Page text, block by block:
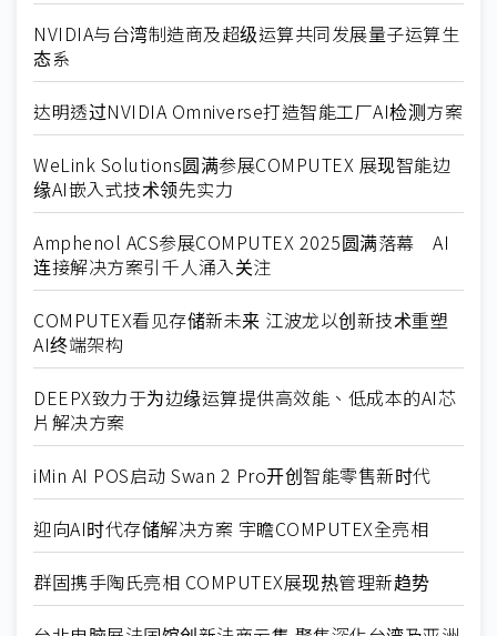
NVIDIA与台湾制造商及超级运算共同发展量子运算生
态系
达明透过NVIDIA Omniverse打造智能工厂AI检测方案
WeLink Solutions圆满参展COMPUTEX 展现智能边
缘AI嵌入式技术领先实力
Amphenol ACS参展COMPUTEX 2025圆满落幕 AI
连接解决方案引千人涌入关注
COMPUTEX看见存储新未来 江波龙以创新技术重塑
AI终端架构
DEEPX致力于为边缘运算提供高效能、低成本的AI芯
片解决方案
iMin AI POS启动 Swan 2 Pro开创智能零售新时代
迎向AI时代存储解决方案 宇瞻COMPUTEX全亮相
群固携手陶氏亮相 COMPUTEX展现热管理新趋势